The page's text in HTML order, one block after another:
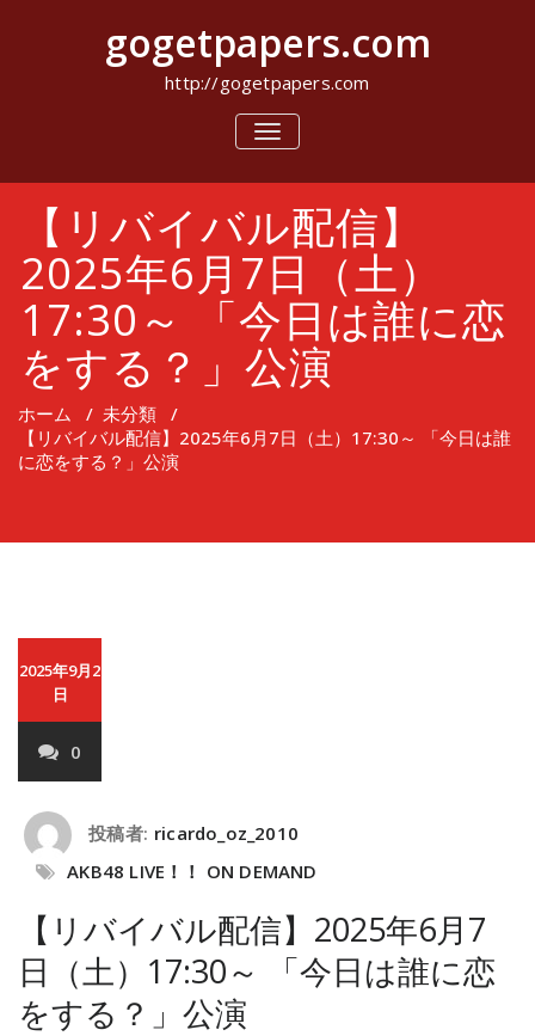
キ
gogetpapers.com
http://gogetpapers.com
ナ
ビ
シ
ョ
ン
を
切
り
替
え
【リバイバル配信】
2025年6月7日（土）
17:30～ 「今日は誰に恋
をする？」公演
ホーム / 未分類 /
【リバイバル配信】2025年6月7日（土）17:30～ 「今日は誰
に恋をする？」公演
2025年9月2
日
0
投稿者: ricardo_oz_2010
AKB48 LIVE！！ ON DEMAND
【リバイバル配信】2025年6月7
日（土）17:30～ 「今日は誰に恋
をする？」公演